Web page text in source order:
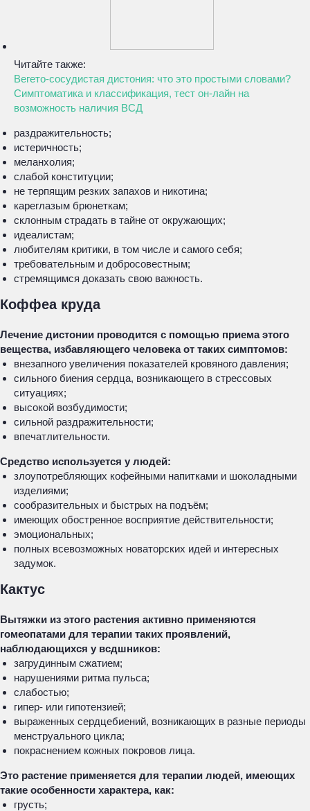
Читайте также:
Вегето-сосудистая дистония: что это простыми словами?
Симптоматика и классификация, тест он-лайн на
возможность наличия ВСД
раздражительность;
истеричность;
меланхолия;
слабой конституции;
не терпящим резких запахов и никотина;
кареглазым брюнеткам;
склонным страдать в тайне от окружающих;
идеалистам;
любителям критики, в том числе и самого себя;
требовательным и добросовестным;
стремящимся доказать свою важность.
Коффеа круда
Лечение дистонии проводится с помощью приема этого
вещества, избавляющего человека от таких симптомов:
внезапного увеличения показателей кровяного давления;
сильного биения сердца, возникающего в стрессовых
ситуациях;
высокой возбудимости;
сильной раздражительности;
впечатлительности.
Средство используется у людей:
злоупотребляющих кофейными напитками и шоколадными
изделиями;
сообразительных и быстрых на подъём;
имеющих обостренное восприятие действительности;
эмоциональных;
полных всевозможных новаторских идей и интересных
задумок.
Кактус
Вытяжки из этого растения активно применяются
гомеопатами для терапии таких проявлений,
наблюдающихся у всдшников:
загрудинным сжатием;
нарушениями ритма пульса;
слабостью;
гипер- или гипотензией;
выраженных сердцебиений, возникающих в разные периоды
менструального цикла;
покраснением кожных покровов лица.
Это растение применяется для терапии людей, имеющих
такие особенности характера, как:
грусть;